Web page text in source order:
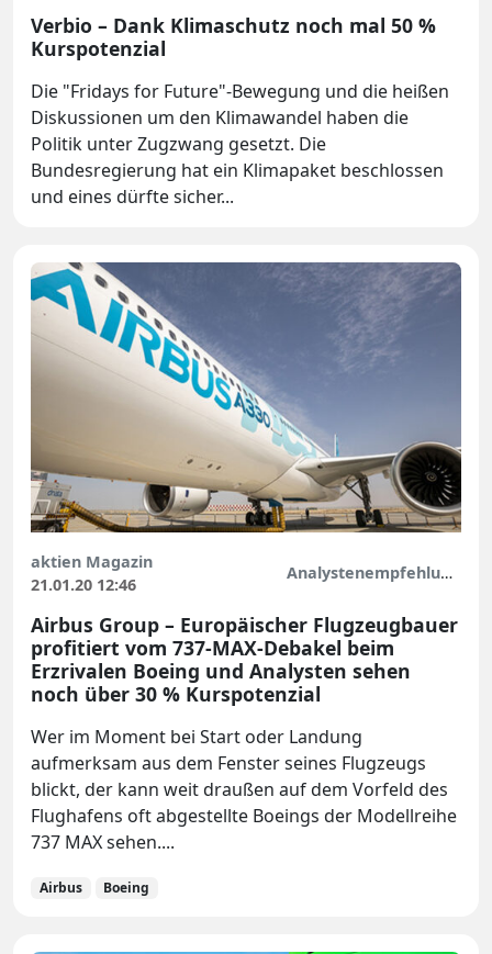
Verbio – Dank Klimaschutz noch mal 50 %
Kurspotenzial
Die "Fridays for Future"-Bewegung und die heißen
Diskussionen um den Klimawandel haben die
Politik unter Zugzwang gesetzt. Die
Bundesregierung hat ein Klimapaket beschlossen
und eines dürfte sicher...
aktien Magazin
21.01.20 12:46
Analystenempfehlungen
Airbus Group – Europäischer Flugzeugbauer
profitiert vom 737-MAX-Debakel beim
Erzrivalen Boeing und Analysten sehen
noch über 30 % Kurspotenzial
Wer im Moment bei Start oder Landung
aufmerksam aus dem Fenster seines Flugzeugs
blickt, der kann weit draußen auf dem Vorfeld des
Flughafens oft abgestellte Boeings der Modellreihe
737 MAX sehen....
Airbus Boeing